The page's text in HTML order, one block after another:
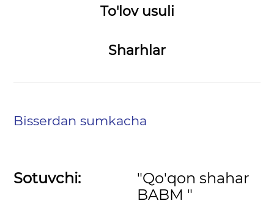
To'lov usuli
Sharhlar
Bisserdan sumkacha
Sotuvchi:
"Qo'qon shahar
BABM "